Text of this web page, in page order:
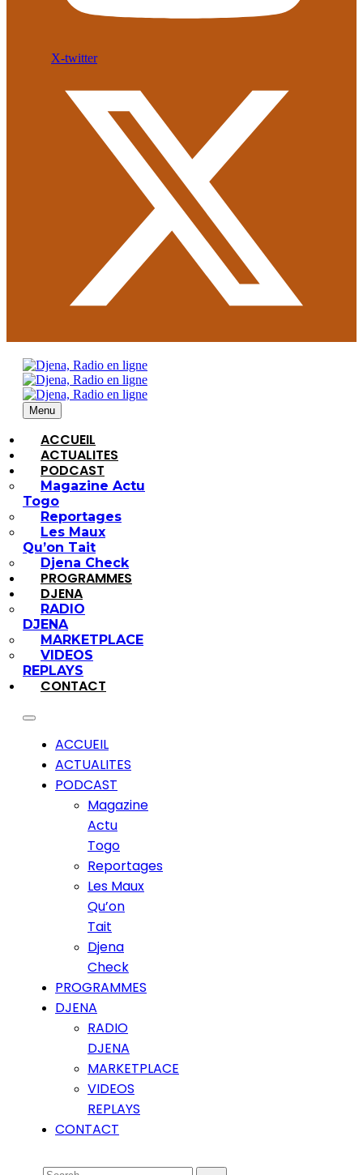
X-twitter
Menu
ACCUEIL
ACTUALITES
PODCAST
Magazine Actu
Togo
Reportages
Les Maux
Qu’on Tait
Djena Check
PROGRAMMES
DJENA
RADIO
DJENA
MARKETPLACE
VIDEOS
REPLAYS
CONTACT
ACCUEIL
ACTUALITES
PODCAST
Magazine
Actu
Togo
Reportages
Les Maux
Qu’on
Tait
Djena
Check
PROGRAMMES
DJENA
RADIO
DJENA
MARKETPLACE
VIDEOS
REPLAYS
CONTACT